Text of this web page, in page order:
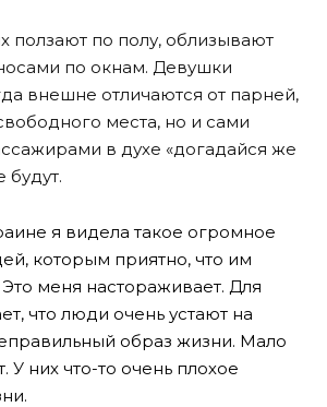
ползают по полу, облизывают
по окнам. Девушки
внешне отличаются от парней,
места, но и сами
в духе «догадайся же
будут.
я видела такое огромное
которым приятно, что им
Это меня настораживает. Для
что люди очень устают на
образ жизни. Мало
У них что-то очень плохое